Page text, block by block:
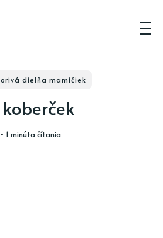
dielňa mamičiek
• 1 minúta čítania